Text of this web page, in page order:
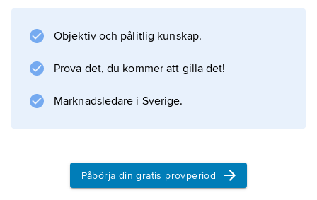
Information om artikeln
Objektiv och pålitlig kunskap.
Prova det, du kommer att gilla det!
Marknadsledare i Sverige.
Påbörja din gratis provperiod